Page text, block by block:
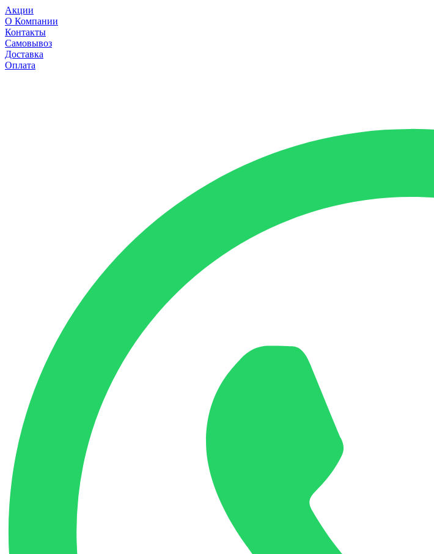
Акции
О Компании
Контакты
Самовывоз
Доставка
Оплата